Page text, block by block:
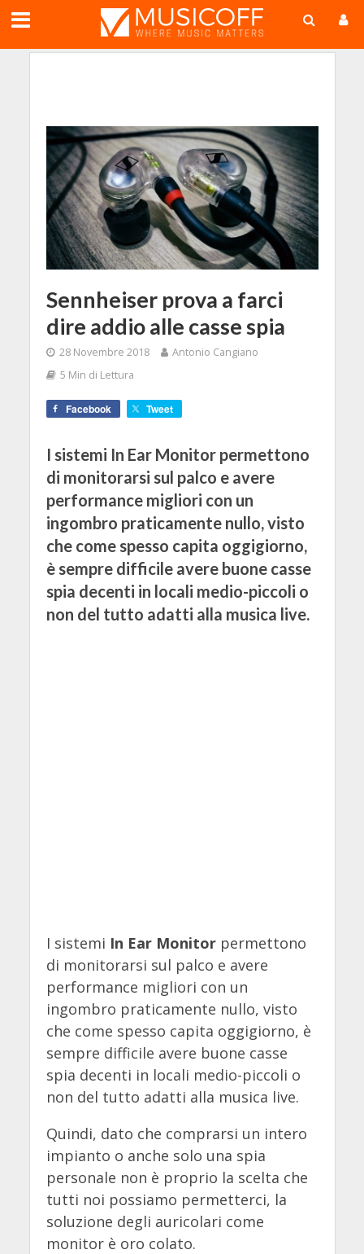
Sennheiser prova a farci
dire addio alle casse spia
28 Novembre 2018
Antonio Cangiano
5 Min di Lettura
Facebook Tweet
I sistemi In Ear Monitor permettono
di monitorarsi sul palco e avere
performance migliori con un
ingombro praticamente nullo, visto
che come spesso capita oggigiorno,
è sempre difficile avere buone casse
spia decenti in locali medio-piccoli o
non del tutto adatti alla musica live.
I sistemi In Ear Monitorpermettono
di monitorarsi sul palco e avere
performance migliori con un
ingombro praticamente nullo, visto
che come spesso capita oggigiorno, è
sempre difficile avere buone casse
spia decenti in locali medio-piccoli o
non del tutto adatti alla musica live.
Quindi, dato che comprarsi un intero
impianto o anche solo una spia
personale non è proprio la scelta che
tutti noi possiamo permetterci, la
soluzione degli auricolari come
monitor è oro colato.